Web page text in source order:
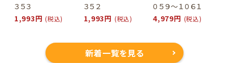
３５３
1,993円 (税込)
３５２
1,993円 (税込)
０５９～１０６１
4,979円 (税込)
新着一覧を見る